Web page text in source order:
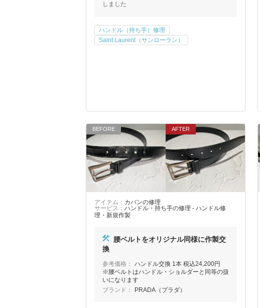
しました
ハンドル（持ち手）修理
Saint Laurent（サンローラン）
アイテム： カバンの修理
サービス： ハンドル・持ち手の修理 - ハンドル修
理・新規作製
腰ベルトをオリジナル同様に作製交
換
参考価格：
ハンドル交換 1本 税込24,200円
※腰ベルトはハンドル・ショルダーと同等の扱
いになります
ブランド：
PRADA（プラダ）